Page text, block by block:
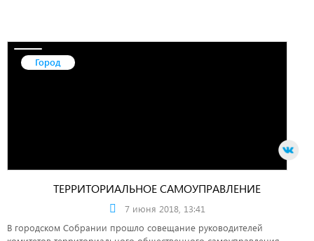
Город
ТЕРРИТОРИАЛЬНОЕ САМОУПРАВЛЕНИЕ
7 июня 2018, 13:41
В городском Собрании прошло совещание руководителей